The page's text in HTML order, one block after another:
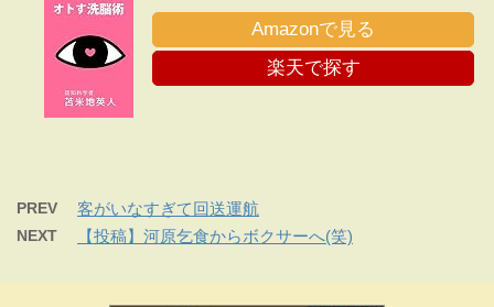
Amazonで見る
楽天で探す
PREV 客がいなすぎて回送運航
NEXT 【投稿】河原乞食からボクサーへ(笑)